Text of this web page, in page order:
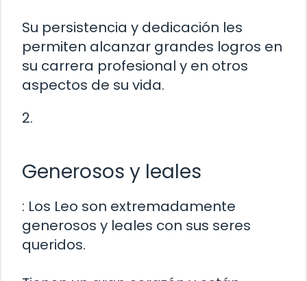
Su persistencia y dedicación les
permiten alcanzar grandes logros en
su carrera profesional y en otros
aspectos de su vida.
2.
Generosos y leales
: Los Leo son extremadamente
generosos y leales con sus seres
queridos.